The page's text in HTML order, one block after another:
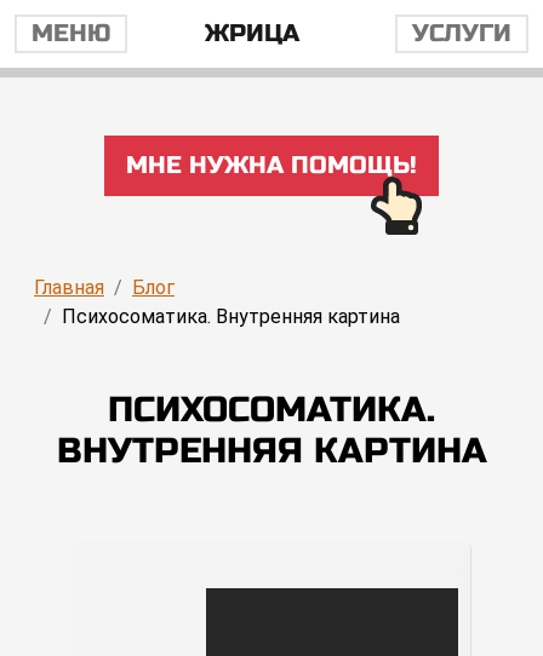
МЕНЮ ЖРИЦА УСЛУГИ
МНЕ НУЖНА ПОМОЩЬ!
Главная
Блог
Психосоматика. Внутренняя картина
ПСИХОСОМАТИКА.
ВНУТРЕННЯЯ КАРТИНА